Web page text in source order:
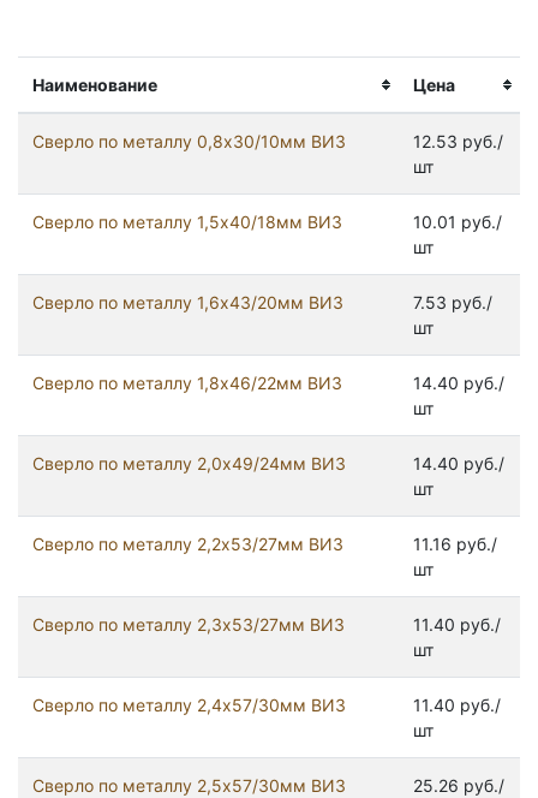
Наименование Цена
Сверло по металлу 0,8х30/10мм ВИЗ
12.53 руб./
шт
Сверло по металлу 1,5х40/18мм ВИЗ
10.01 руб./
шт
Сверло по металлу 1,6х43/20мм ВИЗ
7.53 руб./
шт
Сверло по металлу 1,8х46/22мм ВИЗ
14.40 руб./
шт
Сверло по металлу 2,0х49/24мм ВИЗ
14.40 руб./
шт
Сверло по металлу 2,2х53/27мм ВИЗ
11.16 руб./
шт
Сверло по металлу 2,3х53/27мм ВИЗ
11.40 руб./
шт
Сверло по металлу 2,4х57/30мм ВИЗ
11.40 руб./
шт
Сверло по металлу 2,5х57/30мм ВИЗ
25.26 руб./